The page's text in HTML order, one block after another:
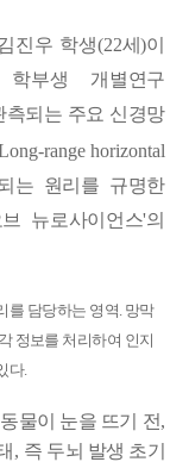
진우 학생(22세)이
부생 개별연구
측되는 주요 신경망
range horizontal
는 원리를 규명한
뉴로사이언스'의
를 담당하는 영역 망막
정보를 처리하여 인지
다.
물이 눈을 뜨기 전,
, 즉 두뇌 발생 초기